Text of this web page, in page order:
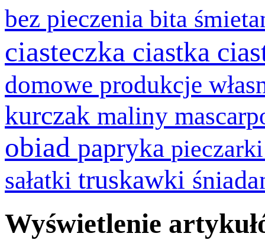
bez pieczenia bita
ciasteczka ciastka
domowe produkcje
kurczak maliny
obiad papryka
sałatki truskawki
Wyświetlenie